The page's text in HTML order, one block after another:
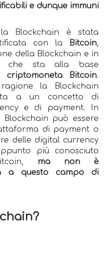
e dunque immuni
Blockchain è stata
con la Bitcoin,
della Blockchain e in
che sta alla base
Bitcoin.
la Blockchain
a un concetto di
e di payment. In
può essere
di payment o
delle digital currency
più conosciuto
ma non è
a questo campo di